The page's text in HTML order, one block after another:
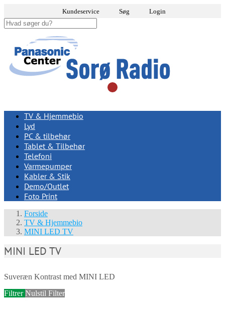
Kundeservice Søg Login
TV & Hjemmebio
Lyd
PC & tilbehør
Tablet & Tilbehør
Telefoni
Varmepumper
Kabler & Stik
Demo/Outlet
Foto Print
Forside
TV & Hjemmebio
MINI LED TV
MINI LED TV
Suveræn Kontrast med MINI LED
FiltrerNulstil Filter